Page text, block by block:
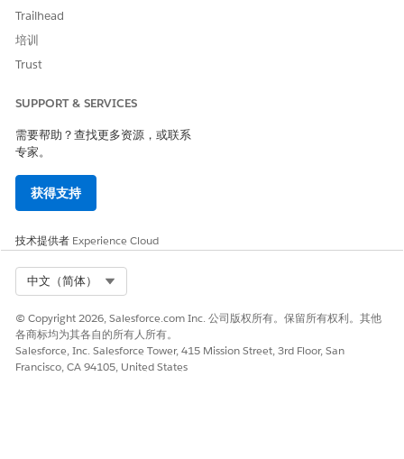
Trailhead
培训
Trust
SUPPORT & SERVICES
需要帮助？查找更多资源，或联系
专家。
获得支持
技术提供者 Experience Cloud
中文（简体）
© Copyright 2026, Salesforce.com Inc. 公司版权所有。保留所有权利。其他
各商标均为其各自的所有人所有。
Salesforce, Inc. Salesforce Tower, 415 Mission Street, 3rd Floor, San
Francisco, CA 94105, United States